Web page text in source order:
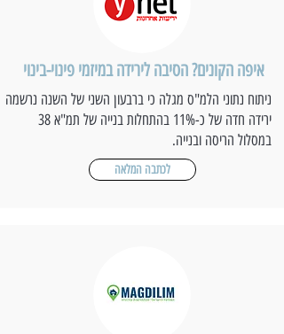
איפה הקונים? הסיבה לירידה במיזמי פינוי-בינוי
ניתוח נתוני הלמ"ס מגלה כי ברבעון השני של השנה נרשמה
ירידה חדה של כ-11% בהתחלות בנייה של תמ"א 38
במסלול הריסה ובנייה.
לכתבה המלאה